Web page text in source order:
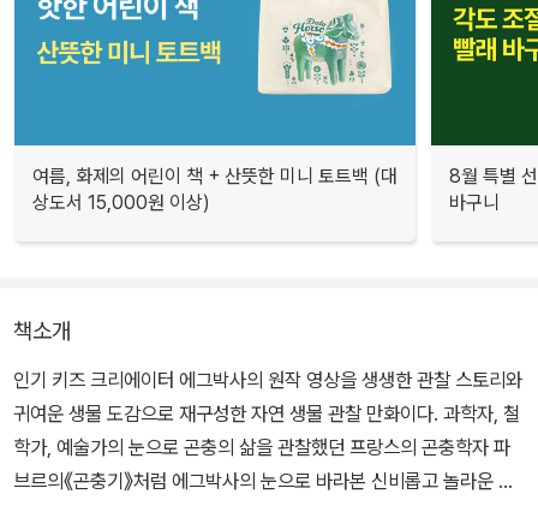
여름, 화제의 어린이 책 + 산뜻한 미니 토트백 (대
상도서 15,000원 이상)
8월 특별
바구니
책소개
인기 키즈 크리에이터 에그박사의 원작 영상을 생생한 관찰 스토리와
귀여운 생물 도감으로 재구성한 자연 생물 관찰 만화이다. 과학자, 철
학가, 예술가의 눈으로 곤충의 삶을 관찰했던 프랑스의 곤충학자 파
브르의《곤충기》처럼 에그박사의 눈으로 바라본 신비롭고 놀라운 자